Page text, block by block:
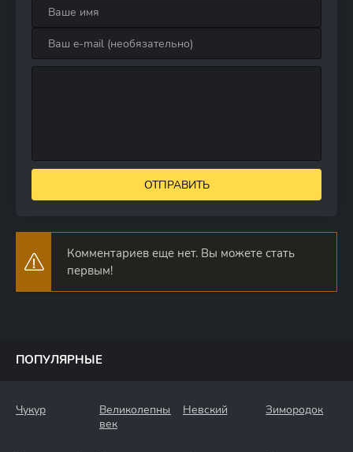
ОТПРАВИТЬ
Комментариев еще нет. Вы можете стать
первым!
ПОПУЛЯРНЫЕ
Чукур
Великолепный
век
Невский Зимородок